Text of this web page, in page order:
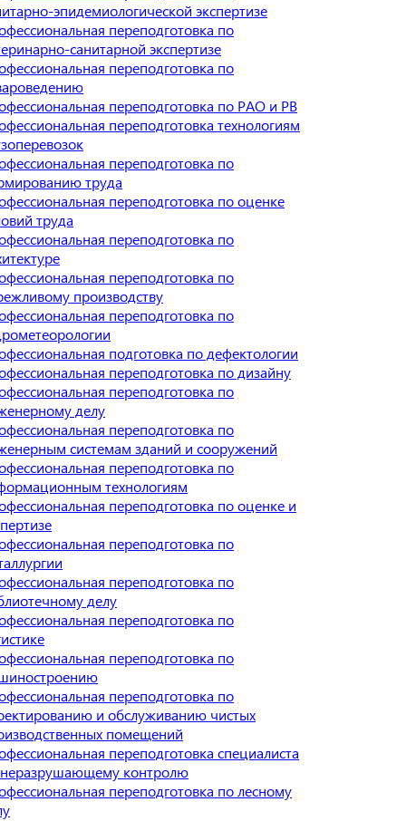
эпидемиологической экспертизе
переподготовка по
санитарной экспертизе
переподготовка по
переподготовка по РАО и РВ
переподготовка технологиям
переподготовка по
труда
переподготовка по оценке
труда
переподготовка по
переподготовка по
производству
переподготовка по
подготовка по дефектологии
переподготовка по дизайну
переподготовка по
делу
переподготовка по
системам зданий и сооружений
переподготовка по
технологиям
переподготовка по оценке и
переподготовка по
переподготовка по
делу
переподготовка по
переподготовка по
переподготовка по
и обслуживанию чистых
помещений
переподготовка специалиста
контролю
переподготовка по лесному